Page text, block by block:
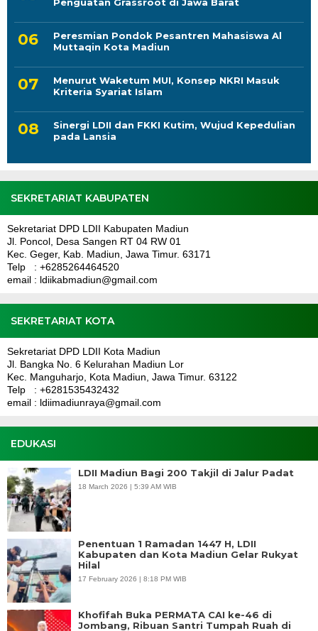
Peresmian Pondok Pesantren Mahasiswa Al
Muttaqin Kota Madiun
Menurut Waketum MUI, Konsep NKRI Masuk
Kriteria Syariat Islam
Sinergi LDII dan FKKI Kutim, Wujud Kepedulian
pada Lansia
SEKRETARIAT KABUPATEN
Sekretariat DPD LDII Kabupaten Madiun
Jl. Poncol, Desa Sangen RT 04 RW 01
Kec. Geger, Kab. Madiun, Jawa Timur. 63171
Telp : +6285264464520
email : ldiikabmadiun@gmail.com
SEKRETARIAT KOTA
Sekretariat DPD LDII Kota Madiun
Jl. Bangka No. 6 Kelurahan Madiun Lor
Kec. Manguharjo, Kota Madiun, Jawa Timur. 63122
Telp : +6281535432432
email : ldiimadiunraya@gmail.com
EDUKASI
LDII Madiun Bagi 200 Takjil di Jalur Padat
18 March 2026 | 5:39 AM WIB
Penentuan 1 Ramadan 1447 H, LDII
Kabupaten dan Kota Madiun Gelar Rukyat
Hilal
17 February 2026 | 8:18 PM WIB
Khofifah Buka PERMATA CAI ke-46 di
Jombang, Ribuan Santri Tumpah Ruah di